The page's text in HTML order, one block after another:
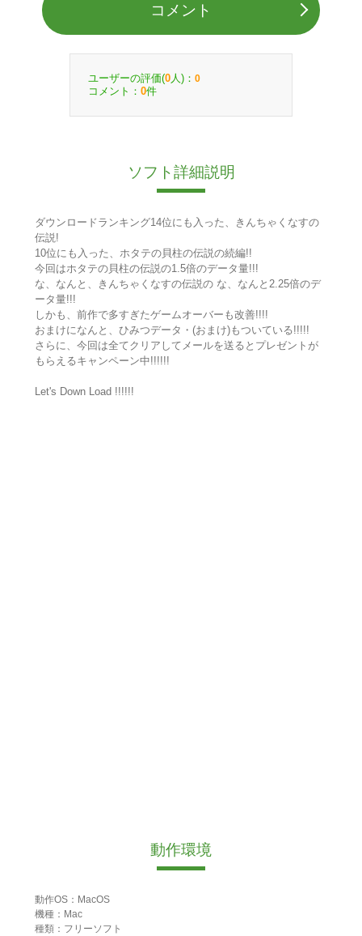
コメント
ユーザーの評価(0 人)： 0
コメント： 0件
ソフト詳細説明
ダウンロードランキング14位にも入った、きんちゃくなすの
伝説!
10位にも入った、ホタテの貝柱の伝説の続編!!
今回はホタテの貝柱の伝説の1.5倍のデータ量!!!
な、なんと、きんちゃくなすの伝説の な、なんと2.25倍のデ
ータ量!!!
しかも、前作で多すぎたゲームオーバーも改善!!!!
おまけになんと、ひみつデータ・(おまけ)もついている!!!!!
さらに、今回は全てクリアしてメールを送るとプレゼントが
もらえるキャンペーン中!!!!!!
Let's Down Load !!!!!!
動作環境
動作OS：MacOS
機種：Mac
種類：フリーソフト